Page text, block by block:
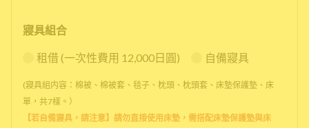
寢具組合
租借 (一次性費用 12,000日圓) 自備寢具
(寢具組内容：棉被、棉被套、毯子、枕頭、枕頭套、床墊保護墊、床
單，共7樣。）
【若自備寢具，請注意】請勿直接使用床墊，需搭配床墊保護墊與床